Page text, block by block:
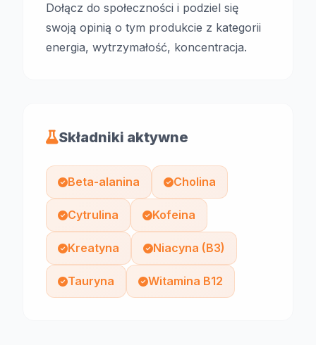
Dołącz do społeczności i podziel się
swoją opinią o tym produkcie z kategorii
energia, wytrzymałość, koncentracja.
Składniki aktywne
Beta-alanina Cholina
Cytrulina Kofeina
Kreatyna Niacyna (B3)
Tauryna Witamina B12